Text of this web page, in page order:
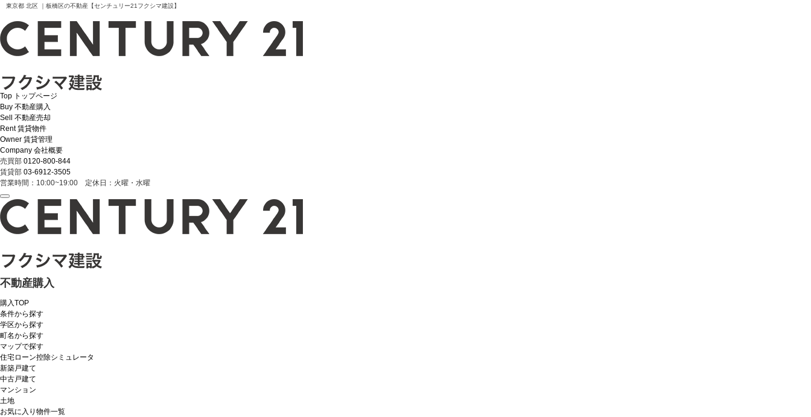
東京都 北区 ｜板橋区の不動産【センチュリー21フクシマ建設】
Top トップページ
Buy 不動産購入
Sell
不動産売却
Rent 賃貸物件
Owner 賃貸管理
Company 会社概要
売買部 0120-800-844
賃貸部 03-6912-3505
営業時間：10:00~19:00 定休日：火曜・水曜
不動産購入
購入TOP
条件から探す
学区から探す
町名から探す
マップで探す
住宅ローン控除シミュレータ
新築戸建て
中古戸建て
マンション
土地
お気に入り物件一覧